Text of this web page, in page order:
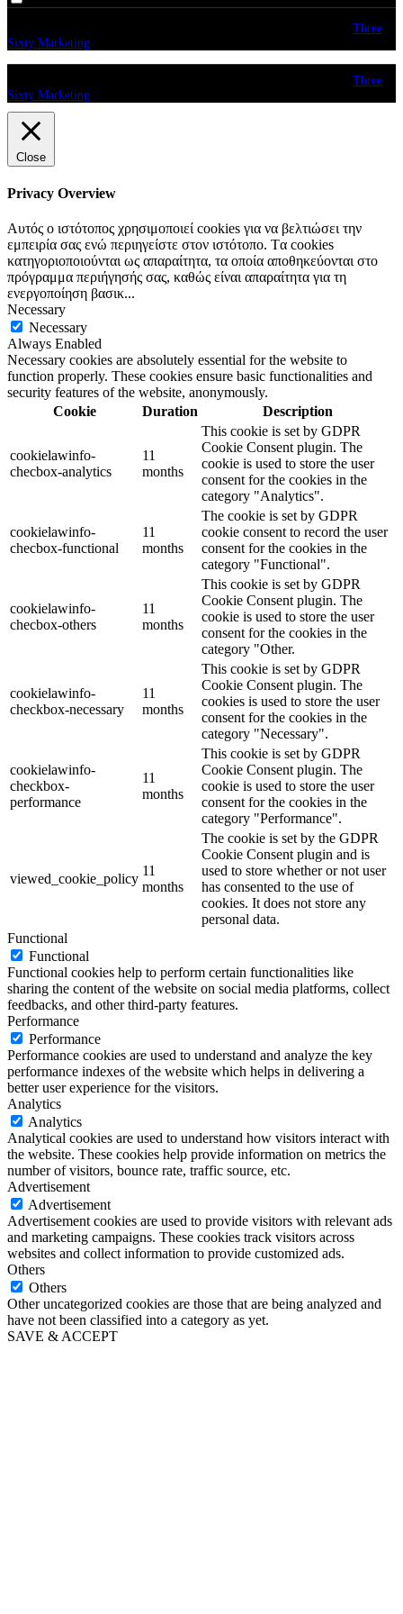
Three
Sixty Marketing
Three
Sixty Marketing
Close
Privacy Overview
Αυτός ο ιστότοπος χρησιμοποιεί cookies για να βελτιώσει την
εμπειρία σας ενώ περιηγείστε στον ιστότοπο. Tα cookies
κατηγοριοποιούνται ως απαραίτητα, τα οποία αποθηκεύονται στο
πρόγραμμα περιήγησής σας, καθώς είναι απαραίτητα για τη
ενεργοποίηση βασικ...
Necessary
Necessary
Always Enabled
Necessary cookies are absolutely essential for the website to
function properly. These cookies ensure basic functionalities and
security features of the website, anonymously.
Cookie
Duration Description
cookielawinfo-
checbox-analytics
11
months
This cookie is set by GDPR
Cookie Consent plugin. The
cookie is used to store the user
consent for the cookies in the
category "Analytics".
cookielawinfo-
checbox-functional
11
months
The cookie is set by GDPR
cookie consent to record the user
consent for the cookies in the
category "Functional".
cookielawinfo-
checbox-others
11
months
This cookie is set by GDPR
Cookie Consent plugin. The
cookie is used to store the user
consent for the cookies in the
category "Other.
cookielawinfo-
checkbox-necessary
11
months
This cookie is set by GDPR
Cookie Consent plugin. The
cookies is used to store the user
consent for the cookies in the
category "Necessary".
cookielawinfo-
checkbox-
performance
11
months
This cookie is set by GDPR
Cookie Consent plugin. The
cookie is used to store the user
consent for the cookies in the
category "Performance".
viewed_cookie_policy
11
months
The cookie is set by the GDPR
Cookie Consent plugin and is
used to store whether or not user
has consented to the use of
cookies. It does not store any
personal data.
Functional
Functional
Functional cookies help to perform certain functionalities like
sharing the content of the website on social media platforms, collect
feedbacks, and other third-party features.
Performance
Performance
Performance cookies are used to understand and analyze the key
performance indexes of the website which helps in delivering a
better user experience for the visitors.
Analytics
Analytics
Analytical cookies are used to understand how visitors interact with
the website. These cookies help provide information on metrics the
number of visitors, bounce rate, traffic source, etc.
Advertisement
Advertisement
Advertisement cookies are used to provide visitors with relevant ads
and marketing campaigns. These cookies track visitors across
websites and collect information to provide customized ads.
Others
Others
Other uncategorized cookies are those that are being analyzed and
have not been classified into a category as yet.
SAVE & ACCEPT